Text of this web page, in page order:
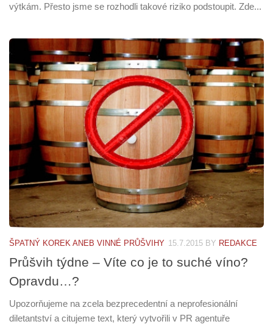
výtkám. Přesto jsme se rozhodli takové riziko podstoupit. Zde...
ŠPATNÝ KOREK ANEB VINNÉ PRŮŠVIHY 15.7.2015 BY REDAKCE
Průšvih týdne – Víte co je to suché víno?
Opravdu…?
Upozorňujeme na zcela bezprecedentní a neprofesionální
diletantství a citujeme text, který vytvořili v PR agentuře